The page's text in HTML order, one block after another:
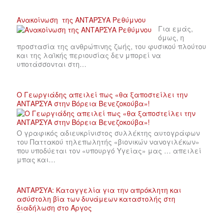
Ανακοίνωση της ΑΝΤΑΡΣΥΑ Ρεθύμνου
Για εμάς,
όμως, η
προστασία της ανθρώπινης ζωής, του φυσικού πλούτου
και της λαϊκής περιουσίας δεν μπορεί να
υποτάσσονται στη…
Ο Γεωργιάδης απειλεί πως «θα ξαποστείλει την
ΑΝΤΑΡΣΥΑ στην Βόρεια Βενεζοκούβα»!
Ο γραφικός αδιευκρίνιστος συλλέκτης αυτογράφων
του Παττακού τηλεπωλητής «βιονικών νανογιλέκων»
που υποδύεται τον «υπουργό Υγείας» μας … απειλεί
μπας και…
ΑΝΤΑΡΣΥΑ: Καταγγελία για την απρόκλητη και
ασύστολη βία των δυνάμεων καταστολής στη
διαδήλωση στο Άργος